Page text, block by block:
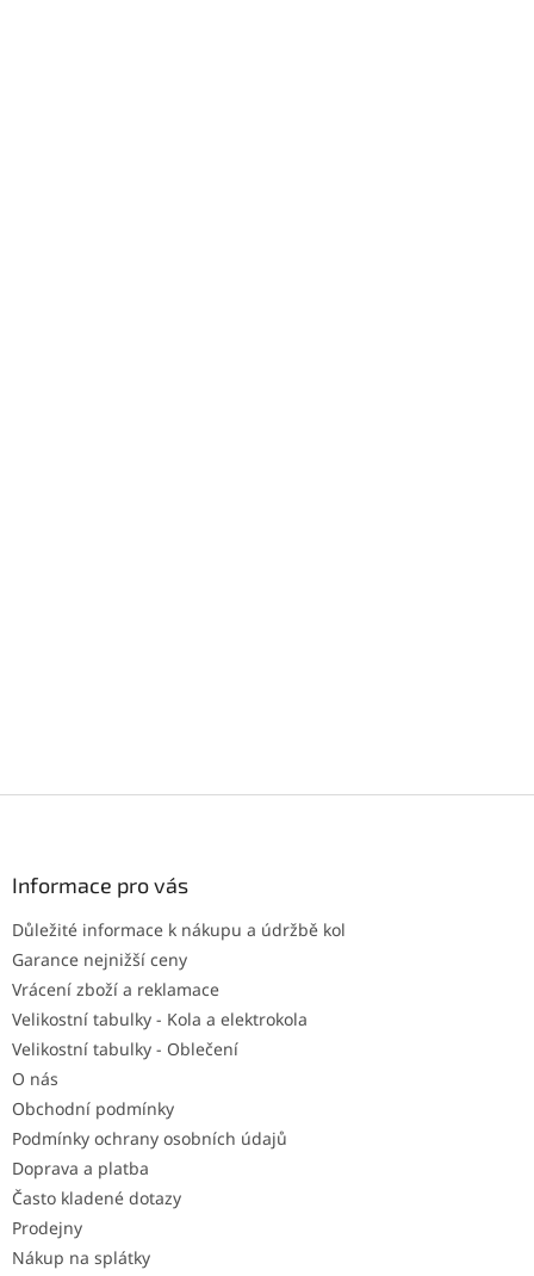
Informace pro vás
Důležité informace k nákupu a údržbě kol
Garance nejnižší ceny
Vrácení zboží a reklamace
Velikostní tabulky - Kola a elektrokola
Velikostní tabulky - Oblečení
O nás
Obchodní podmínky
Podmínky ochrany osobních údajů
Doprava a platba
Často kladené dotazy
Prodejny
Nákup na splátky